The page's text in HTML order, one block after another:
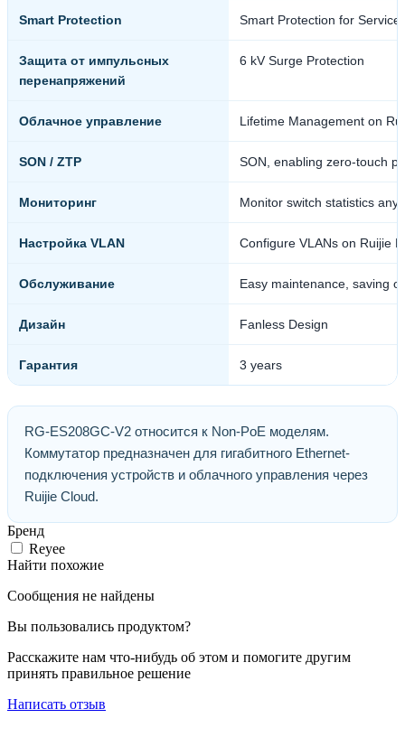
Smart Protection Smart Protection for Service
Защита от импульсных
перенапряжений
6 kV Surge Protection
Облачное управление Lifetime Management on
SON / ZTP SON, enabling zero-touch
Мониторинг Monitor switch statistics
Настройка VLAN Configure VLANs on Ruijie
Обслуживание Easy maintenance, saving
Дизайн Fanless Design
Гарантия 3 years
RG-ES208GC-V2 относится к Non-PoE моделям.
Коммутатор предназначен для гигабитного Ethernet-
подключения устройств и облачного управления через
Ruijie Cloud.
Бренд
Reyee
Найти похожие
Сообщения не найдены
Вы пользовались продуктом?
Расскажите нам что-нибудь об этом и помогите другим
принять правильное решение
Написать отзыв